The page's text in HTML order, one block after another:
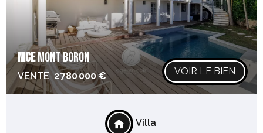
NICEMONT BORON
VENTE 2 780 000 € VOIR LE BIEN
Villa